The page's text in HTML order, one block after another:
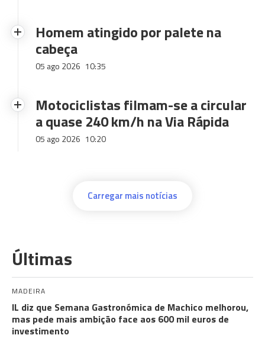
Homem atingido por palete na
cabeça
05 ago 2026 10:35
Motociclistas filmam-se a circular
a quase 240 km/h na Via Rápida
05 ago 2026 10:20
Carregar mais notícias
Últimas
MADEIRA
IL diz que Semana Gastronómica de Machico melhorou,
mas pede mais ambição face aos 600 mil euros de
investimento